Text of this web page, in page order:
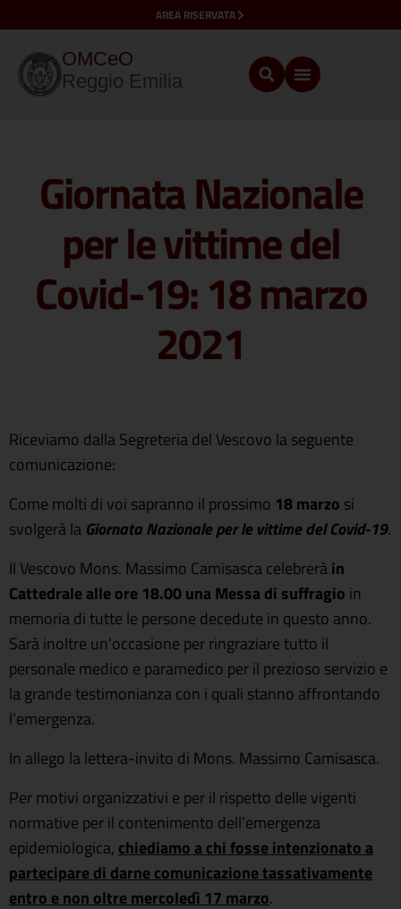
AREA RISERVATA
OMCeO
Reggio Emilia
Giornata Nazionale
per le vittime del
Covid-19: 18 marzo
2021
Riceviamo dalla Segreteria del Vescovo la seguente
comunicazione:
Come molti di voi sapranno il prossimo 18 marzo si
svolgerà la Giornata Nazionale per le vittime del Covid-19.
Il Vescovo Mons. Massimo Camisasca celebreràin
Cattedrale alle ore 18.00 una Messa di suffragio in
memoria di tutte le persone decedute in questo anno.
Sarà inoltre un’occasione per ringraziare tutto il
personale medico e paramedico per il prezioso servizio e
la grande testimonianza con i quali stanno affrontando
l’emergenza.
In allego la lettera-invito di Mons. Massimo Camisasca.
Per motivi organizzativi e per il rispetto delle vigenti
normative per il contenimento dell’emergenza
epidemiologica, chiediamo a chi fosse intenzionato a
partecipare di darne comunicazione tassativamente
entro e non oltre mercoledì 17 marzo.